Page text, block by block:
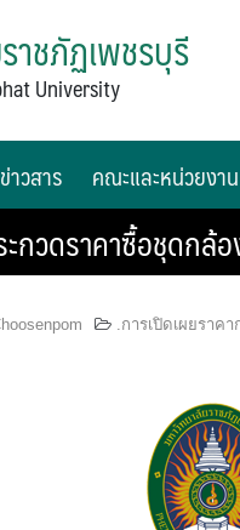
าชภัฏเพชรบุรี
University
ข่าวสาร คณะและหน่วยงาน
ะกวดราคาซื้อชุด
.การเปิดเผยราคา